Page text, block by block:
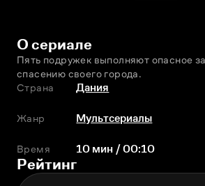
О сериале
Пять подружек выполняют опасное
спасению своего города.
Страна
Дания
Жанр Мультсериалы
Время 10 мин / 00:10
Рейтинг